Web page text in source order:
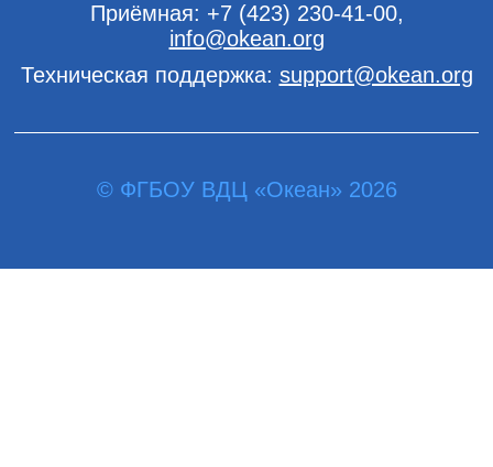
Приёмная: +7 (423) 230-41-00,
info@okean.org
Техническая поддержка: support@okean.org
© ФГБОУ ВДЦ «Океан» 2026